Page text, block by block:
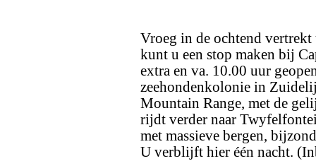
Vroeg in de ochtend
kunt u een stop maken bij
extra en va. 10.00 uur
zeehondenkolonie in
Mountain Range, met de
rijdt verder naar
met massieve bergen,
U verblijft hier één nacht.